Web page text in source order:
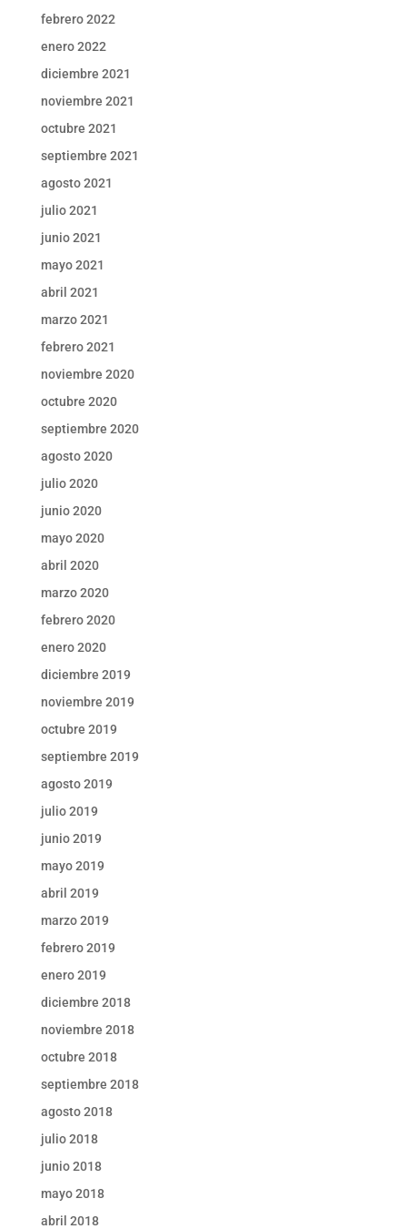
febrero 2022
enero 2022
diciembre 2021
noviembre 2021
octubre 2021
septiembre 2021
agosto 2021
julio 2021
junio 2021
mayo 2021
abril 2021
marzo 2021
febrero 2021
noviembre 2020
octubre 2020
septiembre 2020
agosto 2020
julio 2020
junio 2020
mayo 2020
abril 2020
marzo 2020
febrero 2020
enero 2020
diciembre 2019
noviembre 2019
octubre 2019
septiembre 2019
agosto 2019
julio 2019
junio 2019
mayo 2019
abril 2019
marzo 2019
febrero 2019
enero 2019
diciembre 2018
noviembre 2018
octubre 2018
septiembre 2018
agosto 2018
julio 2018
junio 2018
mayo 2018
abril 2018